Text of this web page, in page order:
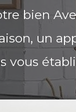
bien
un
vous